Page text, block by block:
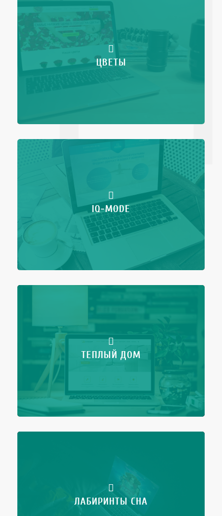
ЦВЕТЫ
IQ-MODE
ТЕПЛЫЙ ДОМ
ЛАБИРИНТЫ СНА